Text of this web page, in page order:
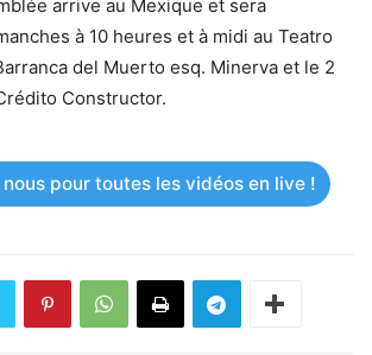
arrive au Mexique et sera
à 10 heures et à midi au Teatro
del Muerto esq. Minerva et le 2
Constructor.
nous pour toutes les vidéos en live !